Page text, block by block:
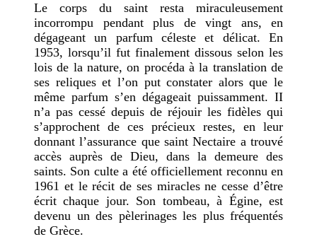
Le corps du saint resta miraculeusement
incorrompu pendant plus de vingt ans, en
dégageant un parfum céleste et délicat. En
1953, lorsqu’il fut finalement dissous selon les
lois de la nature, on procéda à la translation de
ses reliques et l’on put constater alors que le
même parfum s’en dégageait puissamment. II
n’a pas cessé depuis de réjouir les fidèles qui
s’approchent de ces précieux restes, en leur
donnant l’assurance que saint Nectaire a trouvé
accès auprès de Dieu, dans la demeure des
saints. Son culte a été officiellement reconnu en
1961 et le récit de ses miracles ne cesse d’être
écrit chaque jour. Son tombeau, à Égine, est
devenu un des pèlerinages les plus fréquentés
de Grèce.